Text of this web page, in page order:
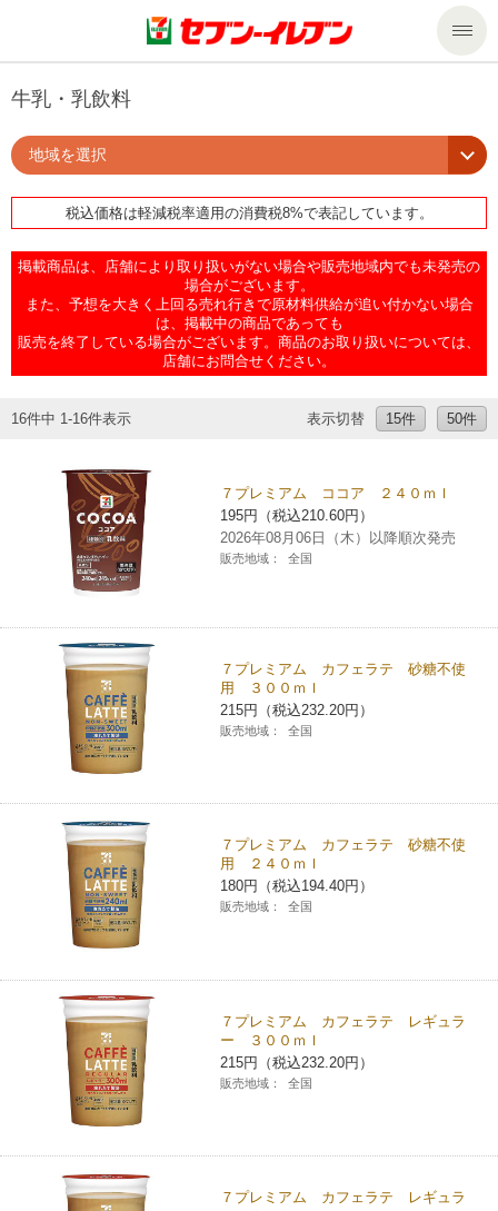
商品のご案内
商品のご案内トップ
今週の新商品
商品カテゴリ一覧
食の安全・安心への取組み
ギフト
プリペイドカード・金券
ニンテンドー・ダウンロードカード
セール・キャンペーン
サービス
nanacoトップ
マルチコピー機でできることトップ
コピー
プリント
スキャン
ファクス
チケット
プリペイドサービス
スポーツ振興くじ
学び・教育
便利なサービス
宅配便
切手・はがき・印紙
セブン銀行ATM
ご利用可能なお支払い方法
各種料金のお支払い
スマホプリペイド
レジでApple Accountにチャージ
コインランドリー（店舗限定）
宅配ロッカー（店舗限定）
チケットサービス
セブンチケット
チケットぴあ
イープラス
CNプレイガイド
セブン‐イレブンでお受取り
タワーレコード
セブンネットショッピング
停電時のサービス停止のお知らせ
企業情報トップ
ニュースリリース
ごあいさつ
企業理念
会社概要
貸借対照表・損益計算書
売上高、店舗数推移
セブン‐イレブンの海外事業
セブン‐イレブンの「商品力」
セブン-イレブンの横顔
セブン-イレブンの歴史
私たちの取組み
サステナビリティ
サステナビリティトップ
セブン＆アイ・ホールディングスの重点課題
サステナビリティ活動基本方針
サステナビリティ推進体制
GREEN CHALLENGE 2050
サステナビリティニュース
サステナビリティレポート
加盟店オーナー募集
店舗検索
ネットショッピング
お問い合わせ
Language
English (Services)
中文[繁體字](服務)
简体中文(服务)
한국어(서비스)
ภาษาไทย(บริการ)
牛乳・乳飲料
地域を選択
税込価格は軽減税率適用の消費税8%で表記しています。
掲載商品は、店舗により取り扱いがない場合や販売地域内でも未発売の
場合がございます。
また、予想を大きく上回る売れ行きで原材料供給が追い付かない場合
は、掲載中の商品であっても
販売を終了している場合がございます。商品のお取り扱いについては、
店舗にお問合せください。
16件中 1-16件表示 表示切替 15件 50件
７プレミアム ココア ２４０ｍｌ
195円（税込210.60円）
2026年08月06日（木）以降順次発売
販売地域： 全国
７プレミアム カフェラテ 砂糖不使
用 ３００ｍｌ
215円（税込232.20円）
販売地域： 全国
７プレミアム カフェラテ 砂糖不使
用 ２４０ｍｌ
180円（税込194.40円）
販売地域： 全国
７プレミアム カフェラテ レギュラ
ー ３００ｍｌ
215円（税込232.20円）
販売地域： 全国
７プレミアム カフェラテ レギュラ